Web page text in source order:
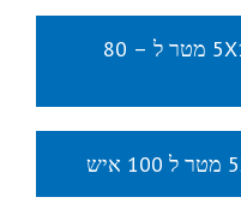
השכרת אוהל אבלים 5X10 מטר ל – 80